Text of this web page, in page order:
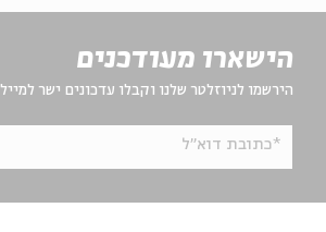
הישארו מעודכנים
הירשמו לניוזלטר שלנו וקבלו עדכונים ישר למייל
*כתובת דוא"ל